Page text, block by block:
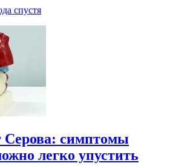
спустя
Серова: симптомы
легко упустить